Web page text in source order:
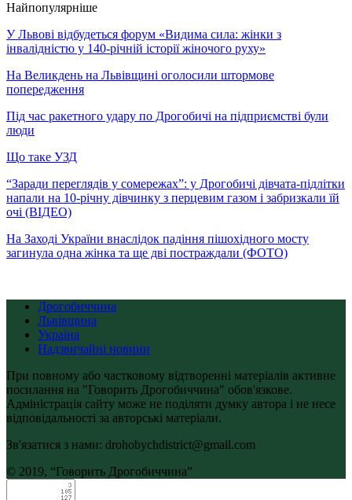
Найпопулярніше
У Львові відбудеться форум «Видима сила: жінки з
інвалідністю у 140-річній історії жіночого руху»
На Великдень на Львівщині оголосили штормове
попередження
Під час ракетного удару по Дрогобичі на підприємстві були
люди
Що таке УЗД
“Заради переглядів у сомережах”: у Дрогобичі дівчата-підлітки
напали на 10-річну дівчинку з перцевим газом і забризкали їй
очі (ВІДЕО)
На Заході України внаслідок падіння пішохідного мосту
загинула одна жінка та ще дві постраждали (ФОТО)
Дрогобиччина
Львівщина
Україна
Надзвичайні новини
При повному або частковому відтворенні матеріалів активне
посилання на "Говорить Дрогобиччина" обов'язкове.
Адміністрація сайту може не поділяти думку автора і не несе
відповідальності за авторські матеріали.
Зв'язатися з нами: drohobychdistrict@gmail.com
© 2019, “Говорить Дрогобиччина”